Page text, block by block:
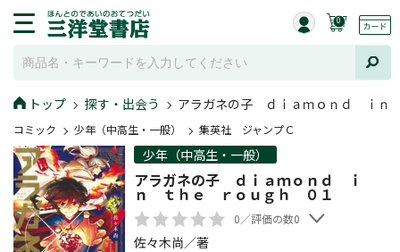
0
トップ 探す・出会う アラガネの子 ｄｉａｍｏｎｄ ｉ
コミック 少年（中高生・一般） 集英社 ジャンプＣ
少年（中高生・一般）
アラガネの子 ｄｉａｍｏｎｄ ｉ
ｎ ｔｈｅ ｒｏｕｇｈ ０１
0／評価の数0
佐々木尚／著